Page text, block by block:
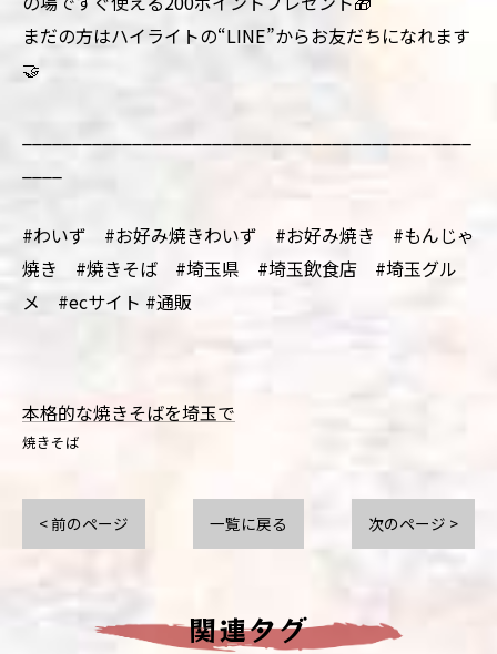
まだの方はハイライトの“LINE”からお友だちになれます
🤝
#わいず #お好み焼きわいず #お好み焼き #もんじゃ
焼き #焼きそば #埼玉県 #埼玉飲食店 #埼玉グル
メ #ecサイト #通販
本格的な焼きそばを埼玉で
焼きそば
< 前のページ 一覧に戻る 次のページ >
関連タグ